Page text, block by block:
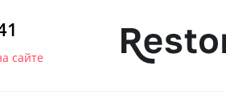
сайте